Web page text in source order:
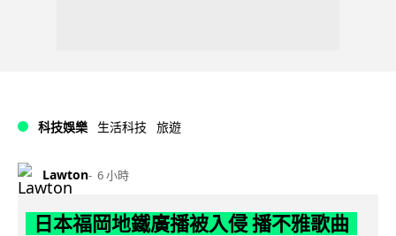
科技娛樂 生活科技 旅遊
Lawton 6 小時
日本福岡地鐵廣播被入侵 播不雅歌曲